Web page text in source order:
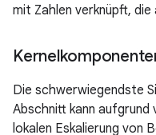
mit Zahlen verknüpft,
Die schwerwiegendste
Abschnitt kann aufgrund
lokalen Eskalierung von